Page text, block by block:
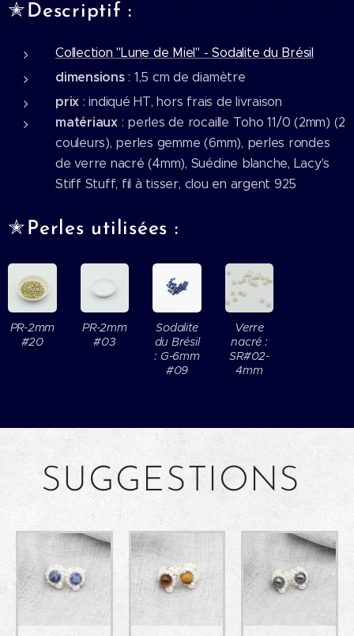
✭ Descriptif :
Collection "Lune de Miel" - Sodalite du Brésil
dimensions : 1,5 cm de diamètre
prix : indiqué HT, hors frais de livraison
matériaux : perles de rocaille Toho 11/0 (2mm) (2
couleurs), perles gemme (6mm), perles rondes
de verre nacré (4mm), Suédine blanche, Lacy's
Stiff Stuff, fil à tisser, clou en argent 925
✭ Perles utilisées :
PR-2mm
#20
PR-2mm
#03
Sodalite
du Brésil
: G-6mm
#09
Verre
nacré :
SR#02-
4mm
SUGGESTIONS